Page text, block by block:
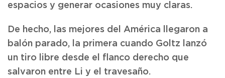
espacios y generar ocasiones muy claras.
De hecho, las mejores del América llegaron a
balón parado, la primera cuando Goltz lanzó
un tiro libre desde el flanco derecho que
salvaron entre Li y el travesaño.